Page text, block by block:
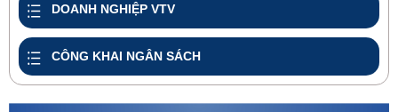
DOANH NGHIỆP VTV
CÔNG KHAI NGÂN SÁCH